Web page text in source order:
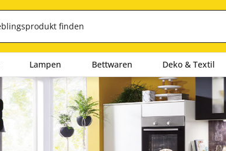
Lampen Bettwaren Deko & Textil